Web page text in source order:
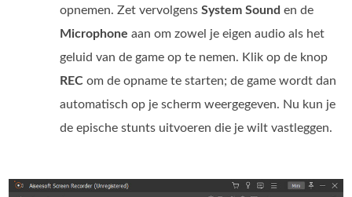
opnemen. Zet vervolgensSystem Sound en de
Microphone aan om zowel je eigen audio als het
geluid van de game op te nemen. Klik op de knop
REC om de opname te starten; de game wordt dan
automatisch op je scherm weergegeven. Nu kun je
de epische stunts uitvoeren die je wilt vastleggen.